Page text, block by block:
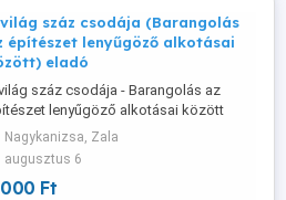
száz csodája (Barangolás
építészet lenyűgöző alkotásai
eladó
száz csodája - Barangolás az
lenyűgöző alkotásai között
Könyvklub) jó állapotban eladó!
3000 Ft Átvehető Nagykanizsán,
tudom. Érdeklődni: a 30/427-
s telefonon. Startapro_16
Nagykanizsa, Zala
augusztus 6
Ft